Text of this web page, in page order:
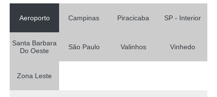
Aeroporto Campinas Piracicaba SP - Interior
Santa Barbara
Do Oeste
São Paulo Valinhos Vinhedo
Zona Leste